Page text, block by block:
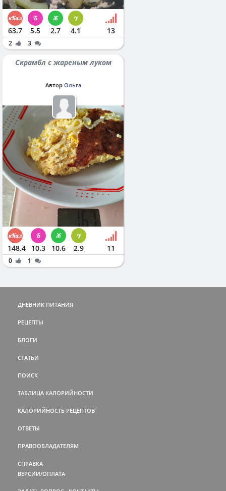
63.7 5.5 2.7 4.1 13
2 3
Скрамбл с жареным луком
Автор Ольга
148.4 10.3 10.6 2.9 11
0 1
ДНЕВНИК ПИТАНИЯ
РЕЦЕПТЫ
БЛОГИ
СТАТЬИ
ПОИСК
ТАБЛИЦА КАЛОРИЙНОСТИ
КАЛОРИЙНОСТЬ РЕЦЕПТОВ
ОТВЕТЫ
ПРАВООБЛАДАТЕЛЯМ
СПРАВКА
ВЕРСИИ/ОПЛАТА